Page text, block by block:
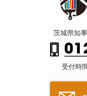
茨城県知
受付時